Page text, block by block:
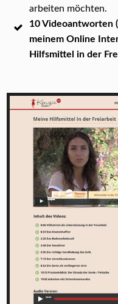
arbeiten möchten.
10 Videoantworten
meinem Online
Hilfsmittel in der